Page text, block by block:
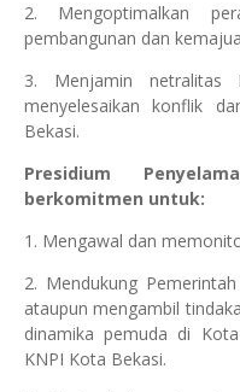
2. Mengoptimalkan
pembangunan dan
3. Menjamin netralitas
menyelesaikan konflik
Bekasi.
Presidium
berkomitmen untuk:
1. Mengawal dan
2. Mendukung
ataupun mengambil
dinamika pemuda di
KNPI Kota Bekasi.